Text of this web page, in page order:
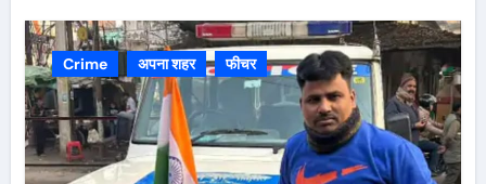
Crime अपना शहर फीचर